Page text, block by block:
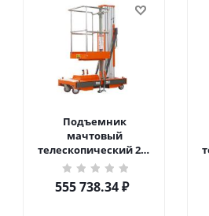
Подъемник
мачтовый
телескопический 200
кг 6 м TOR GTWY6-200S
DC 2-мачтовый
(автономный) (G) в
555 738.34₽